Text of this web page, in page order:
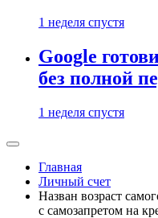
1 неделя спустя
Google
без полной
1 неделя спустя
Главная
Личный счет
Назван возраст
с самозапретом на